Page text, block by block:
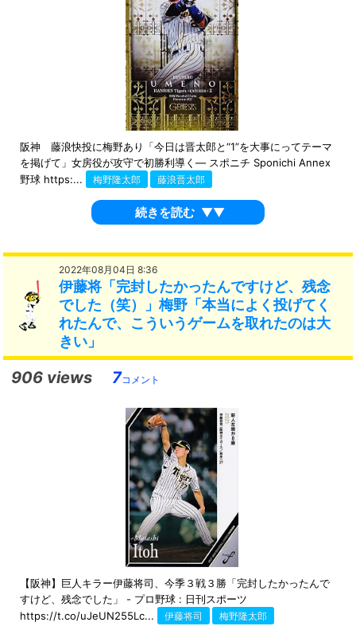
阪神 藤浪快投に梅野あり「今日は晋太郎と“1”を大事にってテーマ
を掲げて」女房役が攻守で初勝利導く― スポニチ Sponichi Annex
野球 https:...
梅野隆太郎 藤浪晋太郎
続きを読む ▼▼
2022年08月04日 8:36
伊藤将「完封したかったんですけど、残念
でした（笑）」梅野「本当によく投げてく
れたんで、こういうゲームを取れたのは大
きい」
906 views 7コメント
【阪神】巨人キラー伊藤将司、今季３戦３勝「完封したかったんで
すけど、残念でした」 - プロ野球 : 日刊スポーツ
https://t.co/uJeUN255Lc...
伊藤将司 梅野隆太郎